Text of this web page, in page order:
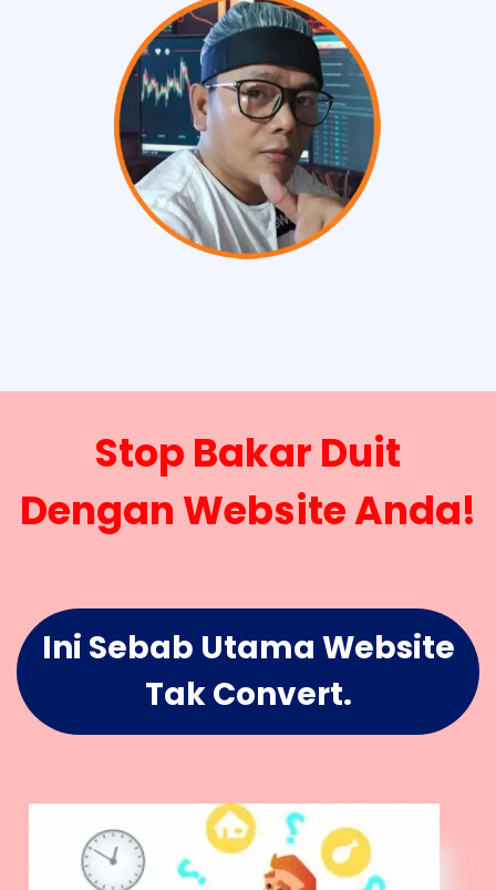
Stop Bakar Duit
Dengan Website Anda!
Ini Sebab Utama Website
Tak Convert.